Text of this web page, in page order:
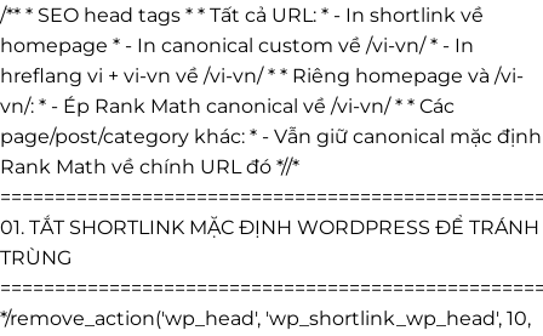
/** * SEO head tags * * Tất cả URL: * - In shortlink về
homepage * - In canonical custom về /vi-vn/ * - In
hreflang vi + vi-vn về /vi-vn/ * * Riêng homepage và /vi-
vn/: * - Ép Rank Math canonical về /vi-vn/ * * Các
page/post/category khác: * - Vẫn giữ canonical mặc định
Rank Math về chính URL đó *//*
01. TẮT SHORTLINK MẶC ĐỊNH WORDPRESS ĐỂ TRÁNH
TRÙNG
*/remove_action('wp_head', 'wp_shortlink_wp_head', 10,